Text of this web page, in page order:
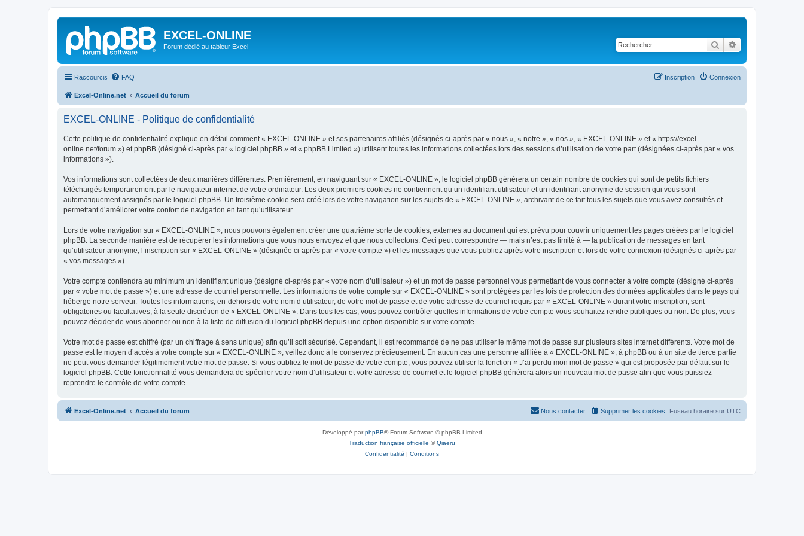
EXCEL-ONLINE
Forum dédié au tableur Excel Rechercher
Raccourcis FAQ Connexion
Inscription
Excel-Online.net Accueil du forum
EXCEL-ONLINE - Politique de confidentialité
Cette politique de confidentialité explique en détail comment « EXCEL-ONLINE » et ses partenaires affiliés (désignés ci-après par « nous », « notre », « nos », « EXCEL-ONLINE » et « https://excel-
online.net/forum ») et phpBB (désigné ci-après par « logiciel phpBB » et « phpBB Limited ») utilisent toutes les informations collectées lors des sessions d’utilisation de votre part (désignées ci-après par « vos
informations »).
Vos informations sont collectées de deux manières différentes. Premièrement, en naviguant sur « EXCEL-ONLINE », le logiciel phpBB génèrera un certain nombre de cookies qui sont de petits fichiers
téléchargés temporairement par le navigateur internet de votre ordinateur. Les deux premiers cookies ne contiennent qu’un identifiant utilisateur et un identifiant anonyme de session qui vous sont
automatiquement assignés par le logiciel phpBB. Un troisième cookie sera créé lors de votre navigation sur les sujets de « EXCEL-ONLINE », archivant de ce fait tous les sujets que vous avez consultés et
permettant d’améliorer votre confort de navigation en tant qu’utilisateur.
Lors de votre navigation sur « EXCEL-ONLINE », nous pouvons également créer une quatrième sorte de cookies, externes au document qui est prévu pour couvrir uniquement les pages créées par le logiciel
phpBB. La seconde manière est de récupérer les informations que vous nous envoyez et que nous collectons. Ceci peut correspondre — mais n’est pas limité à — la publication de messages en tant
qu’utilisateur anonyme, l’inscription sur « EXCEL-ONLINE » (désignée ci-après par « votre compte ») et les messages que vous publiez après votre inscription et lors de votre connexion (désignés ci-après par
« vos messages »).
Votre compte contiendra au minimum un identifiant unique (désigné ci-après par « votre nom d’utilisateur ») et un mot de passe personnel vous permettant de vous connecter à votre compte (désigné ci-après
par « votre mot de passe ») et une adresse de courriel personnelle. Les informations de votre compte sur « EXCEL-ONLINE » sont protégées par les lois de protection des données applicables dans le pays qui
héberge notre serveur. Toutes les informations, en-dehors de votre nom d’utilisateur, de votre mot de passe et de votre adresse de courriel requis par « EXCEL-ONLINE » durant votre inscription, sont
obligatoires ou facultatives, à la seule discrétion de « EXCEL-ONLINE ». Dans tous les cas, vous pouvez contrôler quelles informations de votre compte vous souhaitez rendre publiques ou non. De plus, vous
pouvez décider de vous abonner ou non à la liste de diffusion du logiciel phpBB depuis une option disponible sur votre compte.
Votre mot de passe est chiffré (par un chiffrage à sens unique) afin qu’il soit sécurisé. Cependant, il est recommandé de ne pas utiliser le même mot de passe sur plusieurs sites internet différents. Votre mot de
passe est le moyen d’accès à votre compte sur « EXCEL-ONLINE », veillez donc à le conservez précieusement. En aucun cas une personne affiliée à « EXCEL-ONLINE », à phpBB ou à un site de tierce partie
ne peut vous demander légitimement votre mot de passe. Si vous oubliez le mot de passe de votre compte, vous pouvez utiliser la fonction « J’ai perdu mon mot de passe » qui est proposée par défaut sur le
logiciel phpBB. Cette fonctionnalité vous demandera de spécifier votre nom d’utilisateur et votre adresse de courriel et le logiciel phpBB générera alors un nouveau mot de passe afin que vous puissiez
reprendre le contrôle de votre compte.
Excel-Online.net Accueil du forum Fuseau horaire sur UTC
Supprimer les cookies
Nous contacter
Développé parphpBB® Forum Software © phpBB Limited
Traduction française officielle ©Qiaeru
Confidentialité | Conditions